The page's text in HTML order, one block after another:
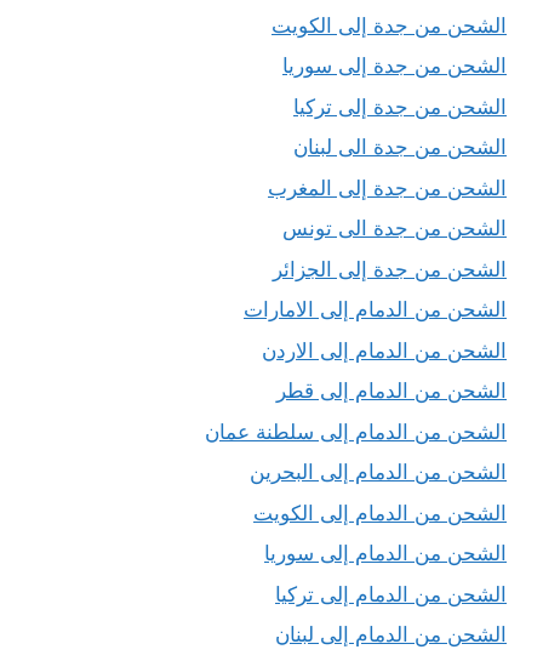
الشحن من جدة إلى الكويت
الشحن من جدة إلى سوريا
الشحن من جدة إلى تركيا
الشحن من جدة الى لبنان
الشحن من جدة إلى المغرب
الشحن من جدة الى تونس
الشحن من جدة إلى الجزائر
الشحن من الدمام إلى الامارات
الشحن من الدمام إلى الاردن
الشحن من الدمام إلى قطر
الشحن من الدمام إلى سلطنة عمان
الشحن من الدمام إلى البحرين
الشحن من الدمام إلى الكويت
الشحن من الدمام إلى سوريا
الشحن من الدمام إلى تركيا
الشحن من الدمام إلى لبنان